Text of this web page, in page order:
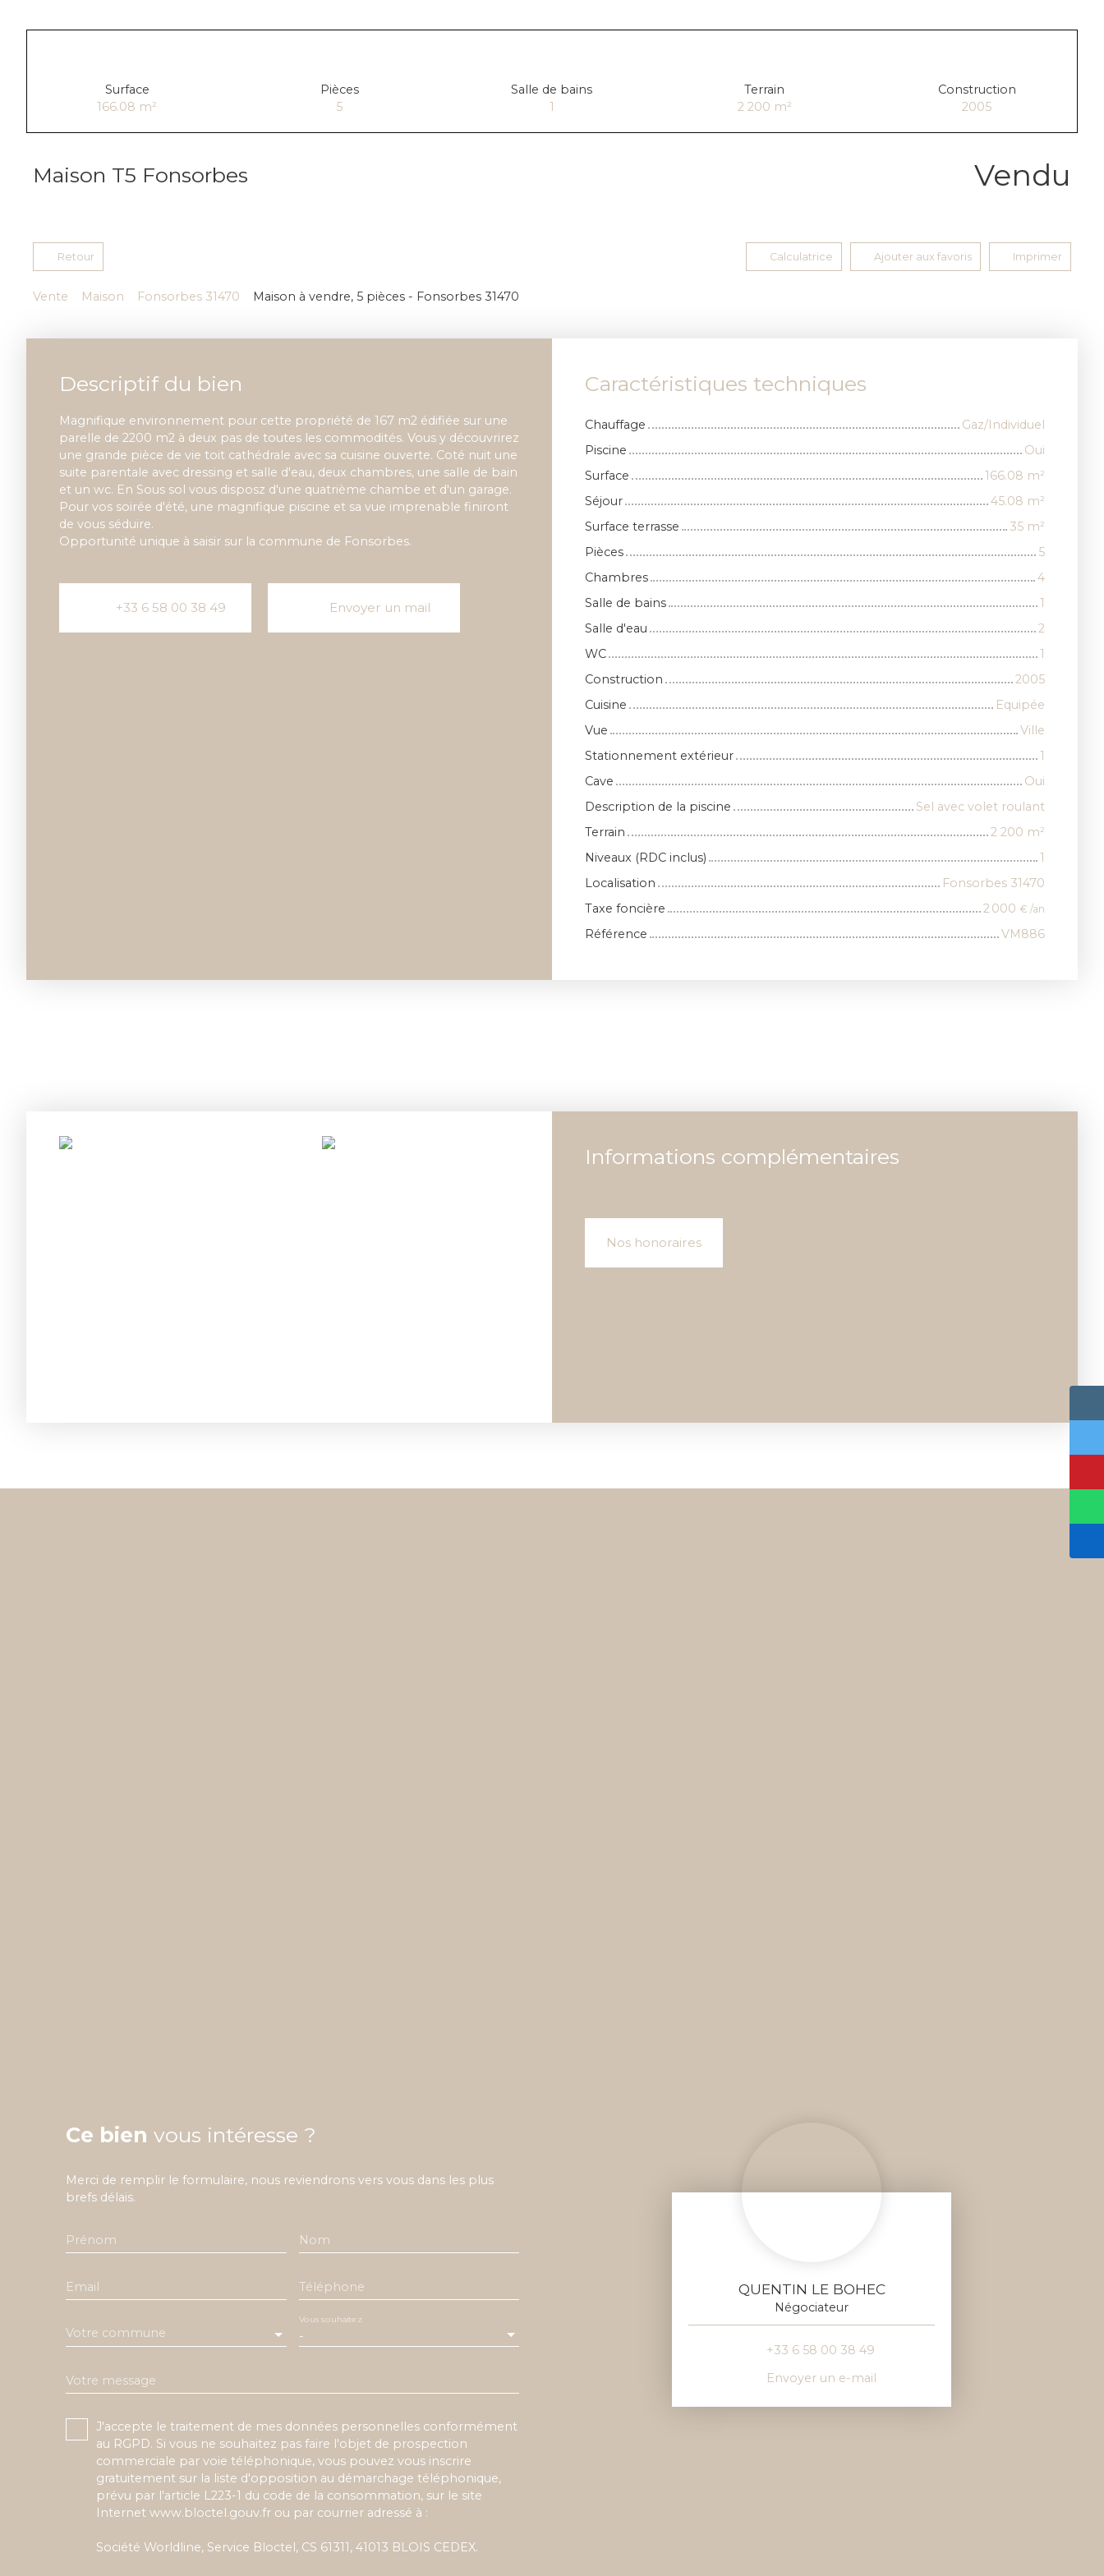
Surface
166.08 m²
Pièces
5
Salle de bains
1
Terrain
2 200 m²
Construction
2005
Maison T5 Fonsorbes Vendu
Retour Calculatrice Ajouter aux favoris Imprimer
Vente Maison Fonsorbes 31470 Maison à vendre, 5 pièces - Fonsorbes 31470
Descriptif du bien
Magnifique environnement pour cette propriété de 167 m2 édifiée sur une
parelle de 2200 m2 à deux pas de toutes les commodités. Vous y découvrirez
une grande pièce de vie toit cathédrale avec sa cuisine ouverte. Coté nuit une
suite parentale avec dressing et salle d'eau, deux chambres, une salle de bain
et un wc. En Sous sol vous disposz d'une quatrième chambe et d'un garage.
Pour vos soirée d'été, une magnifique piscine et sa vue imprenable finiront
de vous séduire.
Opportunité unique à saisir sur la commune de Fonsorbes.
+33 6 58 00 38 49 Envoyer un mail
Caractéristiques techniques
Chauffage
Gaz/Individuel
Piscine
Oui
Surface
166.08 m²
Séjour
45.08 m²
Surface terrasse
35 m²
Pièces
5
Chambres
4
Salle de bains
1
Salle d'eau
2
WC
1
Construction
2005
Cuisine
Equipée
Vue
Ville
Stationnement extérieur
1
Cave
Oui
Description de la piscine
Sel avec volet roulant
Terrain
2 200 m²
Niveaux (RDC inclus)
1
Localisation
Fonsorbes 31470
Taxe foncière
2 000 € /an
Référence VM886
Informations complémentaires
Nos honoraires
Ce bien vous intéresse ?
Merci de remplir le formulaire, nous reviendrons vers vous dans les plus
brefs délais.
Prénom Nom
Email Téléphone
Votre commune -
Vous souhaitez
Votre message
J'accepte le traitement de mes données personnelles conformément
au RGPD. Si vous ne souhaitez pas faire l'objet de prospection
commerciale par voie téléphonique, vous pouvez vous inscrire
gratuitement sur la liste d'opposition au démarchage téléphonique,
prévu par l'article L223-1 du code de la consommation, sur le site
Internet www.bloctel.gouv.fr ou par courrier adressé à :
Société Worldline, Service Bloctel, CS 61311, 41013 BLOIS CEDEX.
QUENTIN LE BOHEC
Négociateur
+33 6 58 00 38 49
Envoyer un e-mail